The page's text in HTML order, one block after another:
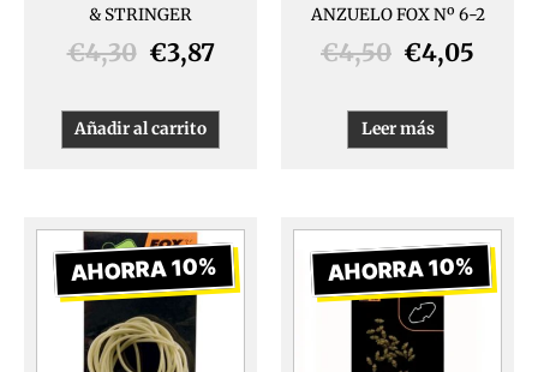
& STRINGER
€4,30 €3,87
Añadir al carrito
ANZUELO FOX Nº 6-2
€4,50 €4,05
Leer más
AHORRA 10%
El
precio
original
era:
€4,50.
El
precio
actual
AHORRA 10%
El
precio
original
era:
€3,50.
El